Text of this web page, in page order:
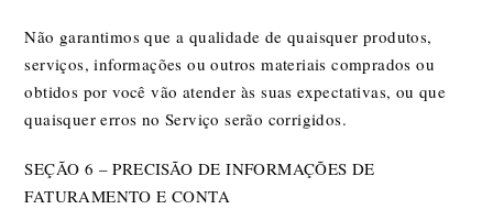
Não garantimos que a qualidade de quaisquer produtos,
serviços, informações ou outros materiais comprados ou
obtidos por você vão atender às suas expectativas, ou que
quaisquer erros no Serviço serão corrigidos.
SEÇÃO 6 – PRECISÃO DE INFORMAÇÕES DE
FATURAMENTO E CONTA